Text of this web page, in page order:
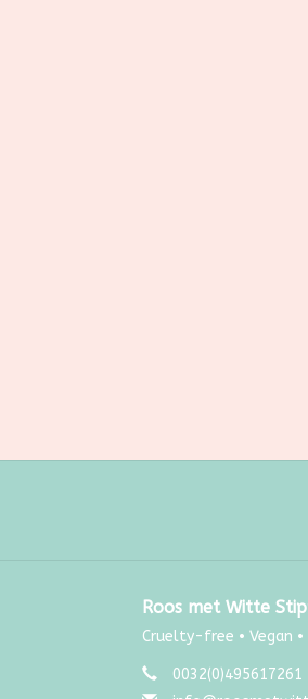
Roos met Witte
Cruelty-free • Vegan •
0032(0)495617261